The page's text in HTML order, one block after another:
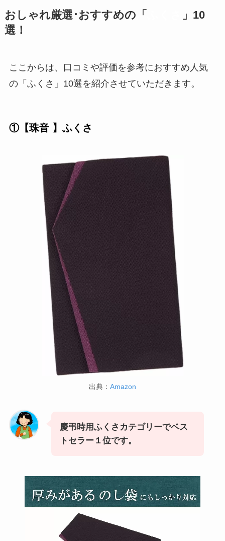
おしゃれ厳選･おすすめの「
」10
選！
ここからは、口コミや評価を参考におすすめ人気
の「ふくさ」10選を紹介させていただきます。
①【珠音 】ふくさ
出典： Amazon
慶弔時用ふくさカテゴリーでベス
トセラー１位です。